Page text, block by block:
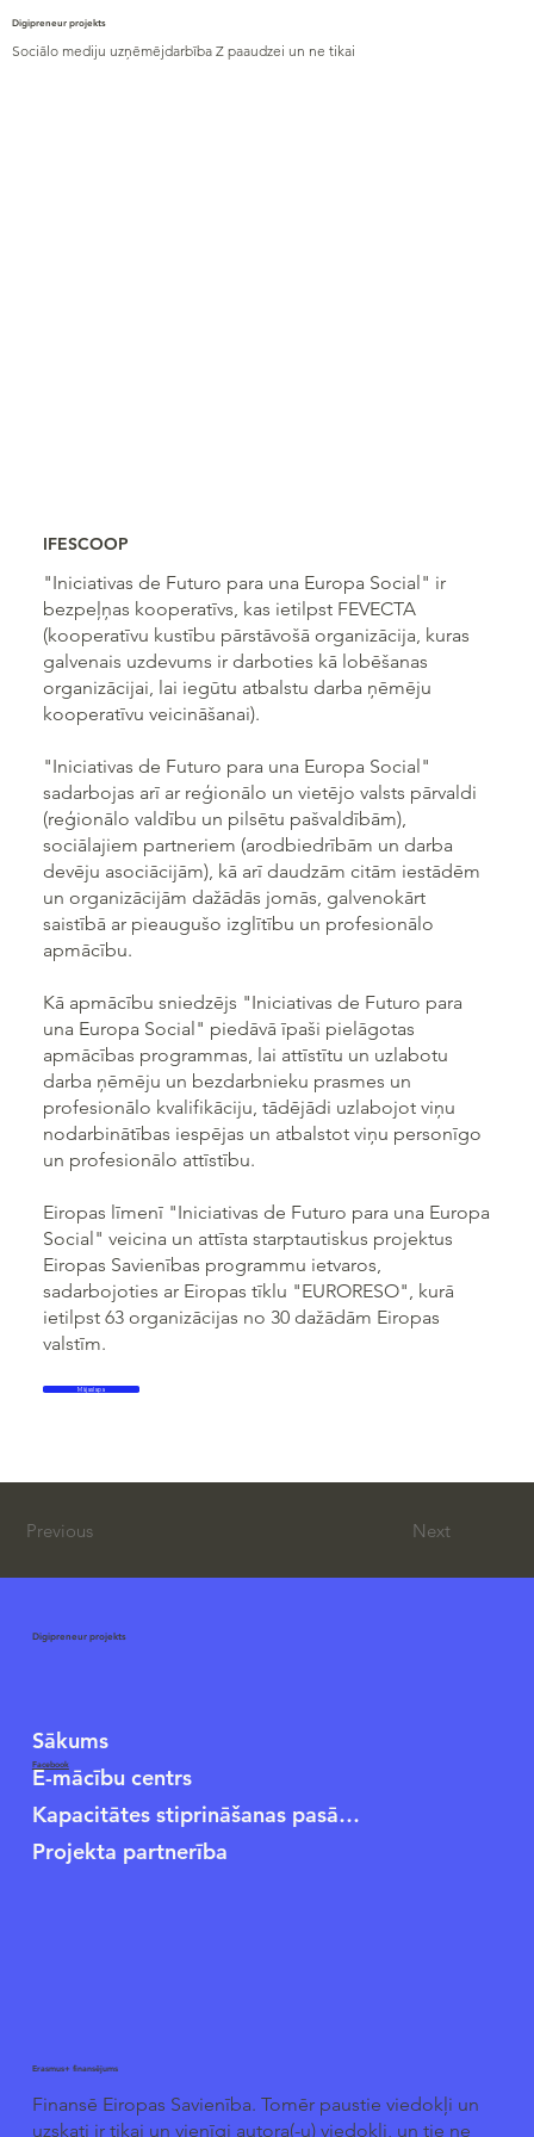
Digipreneur projekts
Sociālo mediju uzņēmējdarbība Z paaudzei un ne tikai
IFESCOOP
"Iniciativas de Futuro para una Europa Social" ir
bezpeļņas kooperatīvs, kas ietilpst FEVECTA
(kooperatīvu kustību pārstāvošā organizācija, kuras
galvenais uzdevums ir darboties kā lobēšanas
organizācijai, lai iegūtu atbalstu darba ņēmēju
kooperatīvu veicināšanai).
"Iniciativas de Futuro para una Europa Social"
sadarbojas arī ar reģionālo un vietējo valsts pārvaldi
(reģionālo valdību un pilsētu pašvaldībām),
sociālajiem partneriem (arodbiedrībām un darba
devēju asociācijām), kā arī daudzām citām iestādēm
un organizācijām dažādās jomās, galvenokārt
saistībā ar pieaugušo izglītību un profesionālo
apmācību.
Kā apmācību sniedzējs "Iniciativas de Futuro para
una Europa Social" piedāvā īpaši pielāgotas
apmācības programmas, lai attīstītu un uzlabotu
darba ņēmēju un bezdarbnieku prasmes un
profesionālo kvalifikāciju, tādējādi uzlabojot viņu
nodarbinātības iespējas un atbalstot viņu personīgo
un profesionālo attīstību.
Eiropas līmenī "Iniciativas de Futuro para una Europa
Social" veicina un attīsta starptautiskus projektus
Eiropas Savienības programmu ietvaros,
sadarbojoties ar Eiropas tīklu "EURORESO", kurā
ietilpst 63 organizācijas no 30 dažādām Eiropas
valstīm.
Mājaslapa
Previous Next
Digipreneur projekts
Facebook
Sākums
E-mācību centrs
Kapacitātes stiprināšanas pasākumi
Projekta partnerība
Finansē Eiropas Savienība. Tomēr paustie viedokļi un
uzskati ir tikai un vienīgi autora(-u) viedokļi, un tie ne
Erasmus+ finansējums